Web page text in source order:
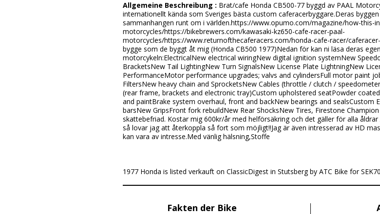
Allgemeine Beschreibung : Brat/cafe Honda CB500-77 byggd av PAAL
internationellt kända som Sveriges bästa custom caferacerbyggare.Deras
sammanhangen runt om i världen.https://www.opumo.com/magazine/how-this-
motorcycles/https://bikebrewers.com/kawasaki-kz650-cafe-racer-paal-
motorcycles/https://www.returnofthecaferacers.com/honda-cafe-racer/
bygge som de byggt åt mig (Honda CB500 1977)Nedan för kan ni läsa deras
motorcykeln:ElectricalNew electrical wiringNew digital ignition systemNew
BracketsNew Tail LightingNew Turn SignalsNew License Plate LightningNew
PerformanceMotor performance upgrades; valvs and cylindersFull motor paint
FiltersNew heavy chain and SprocketsNew Cables (throttle / clutch /
(rear frame, brackets and electronic tray)Custom upholstered seatPowder
and paintBrake system overhaul, front and backNew bearings and sealsCustom
barsNew GripsFront fork rebuildNew Rear ShocksNew Tires, Firestone
skattebefriad. Kostar mig 600kr/år med helförsäkring och det gäller för alla
så lovar jag att återkoppla så fort som möjligt!!Jag är även intresserad av HD
kan vara av intresse.Med vänlig hälsning,Stoffe
1977 Honda is listed verkauft on ClassicDigest in Stutsberg by ATC Bike for
Fakten der Bike